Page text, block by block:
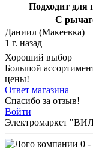
Подходит для
С
Даниил (Макеевка)
1 г. назад
Хороший выбор
Большой
цены!
Ответ магазина
Спасибо за отзыв!
Войти
Электромаркет
0 -